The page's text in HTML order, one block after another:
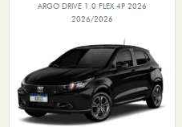
ARGO DRIVE 1.0 FLEX 4P 2026
2026/2026